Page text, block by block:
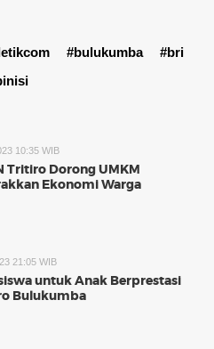
#bulukumba
#bri
10:35 WIB
Tritiro Dorong UMKM
Ekonomi Warga
21:05 WIB
untuk Anak Berprestasi
Bulukumba